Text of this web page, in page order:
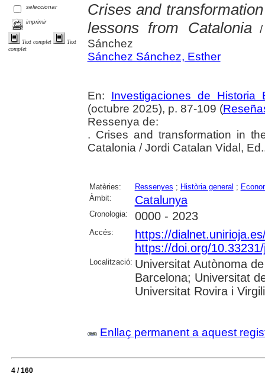
seleccionar
imprimir
Text complet
Text
complet
Crises and
lessons from Catalonia/
Sánchez
Sánchez Sánchez, Esther
En: Investigaciones de Historia
(octubre 2025), p. 87-109 (
Ressenya de:
. Crises and transformation in
Catalonia / Jordi Catalan Vidal,
Matèries: Ressenyes ; Història general ;
Àmbit:
Catalunya
Cronologia: 0000 - 2023
Accés:
https://
https://doi.org/
Localització: Universitat Autònoma
Barcelona; Universitat
Universitat Rovira i
Enllaç permanent a aquest
4 / 160